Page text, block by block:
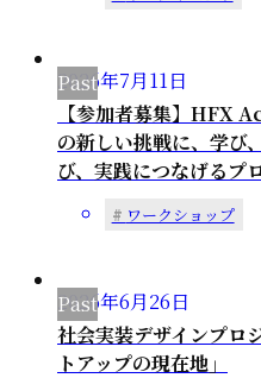
2026年7月11日
【参加者募集】HFX
の新しい挑戦に、学び
び、実践につなげるプ
ワークショップ
2026年6月26日
社会実装デザインプロ
トアップの現在地」